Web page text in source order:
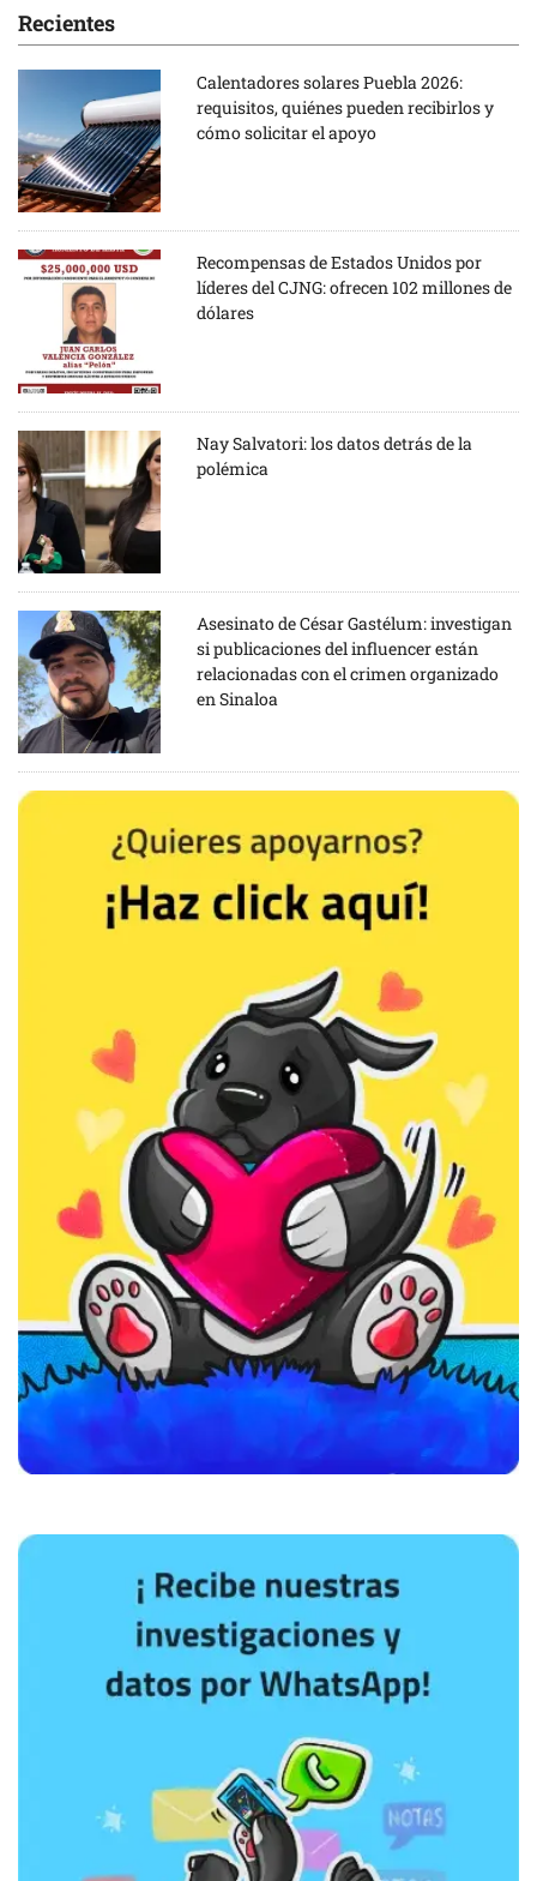
Recientes
Calentadores solares Puebla 2026:
requisitos, quiénes pueden recibirlos y
cómo solicitar el apoyo
Recompensas de Estados Unidos por
líderes del CJNG: ofrecen 102 millones de
dólares
Nay Salvatori: los datos detrás de la
polémica
Asesinato de César Gastélum: investigan
si publicaciones del influencer están
relacionadas con el crimen organizado
en Sinaloa